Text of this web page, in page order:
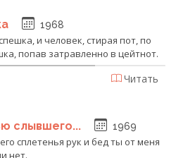
1968
и человек, стирая пот, по
попав затравленно в цейтнот.
Читать
слывшего... 1969
сплетенья рук и бед ты от меня
нет.